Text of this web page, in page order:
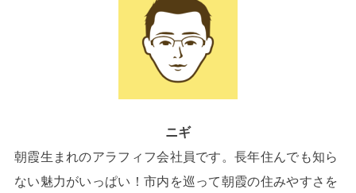
ニギ
朝霞生まれのアラフィフ会社員です。長年住んでも知ら
ない魅力がいっぱい！市内を巡って朝霞の住みやすさを